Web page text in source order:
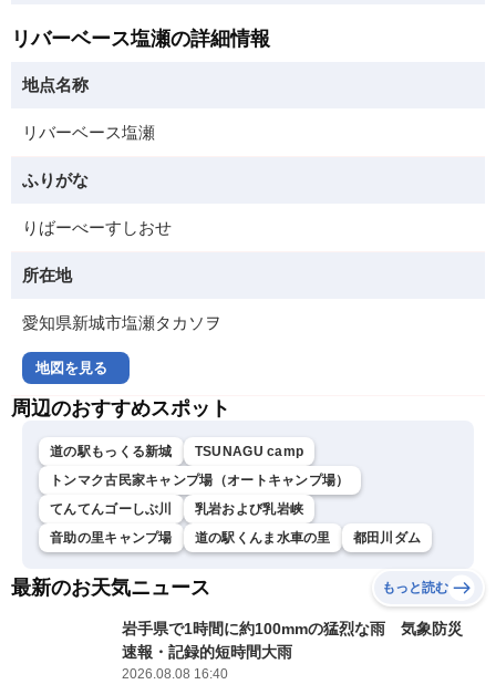
リバーベース塩瀬の詳細情報
地点名称
リバーベース塩瀬
ふりがな
りばーべーすしおせ
所在地
愛知県新城市塩瀬タカソヲ
地図を見る
周辺のおすすめスポット
道の駅もっくる新城
TSUNAGU camp
トンマク古民家キャンプ場（オートキャンプ場）
てんてんゴーしぶ川
乳岩および乳岩峡
音助の里キャンプ場
道の駅くんま水車の里 都田川ダム
最新のお天気ニュース もっと読む
岩手県で1時間に約100mmの猛烈な雨 気象防災
速報・記録的短時間大雨
2026.08.08 16:40